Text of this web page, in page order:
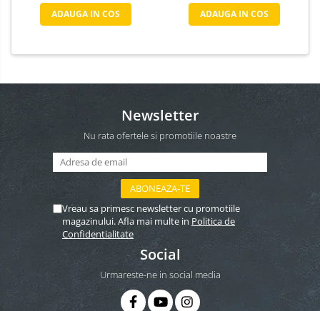
ADAUGA IN COS ADAUGA IN COS
Newsletter
Nu rata ofertele si promotiile noastre
Vreau sa primesc newsletter cu promotiile
magazinului. Afla mai multe in Politica de
Confidentialitate
Social
Urmareste-ne in social media